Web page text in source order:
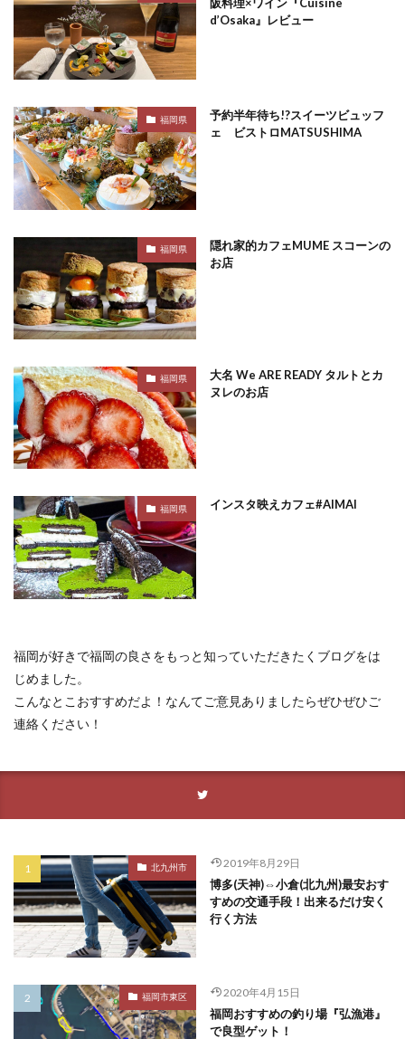
d’Osaka』レビュー
福岡県
予約半年待ち!?スイーツビュッフ
ェ ビストロMATSUSHIMA
福岡県
隠れ家的カフェMUME スコーンの
お店
福岡県
大名 We ARE READY タルトとカ
ヌレのお店
福岡県 インスタ映えカフェ#AIMAI
福岡が好きで福岡の良さをもっと知っていただきたくブログをは
じめました。
こんなとこおすすめだよ！なんてご意見ありましたらぜひぜひご
連絡ください！
北九州市 2019年8月29日
博多(天神)⇔小倉(北九州)最安おす
すめの交通手段！出来るだけ安く
行く方法
福岡市東区 2020年4月15日
福岡おすすめの釣り場『弘漁港』
で良型ゲット！